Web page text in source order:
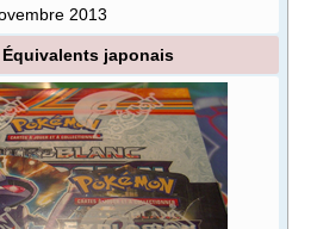
2013
Équivalents japonais